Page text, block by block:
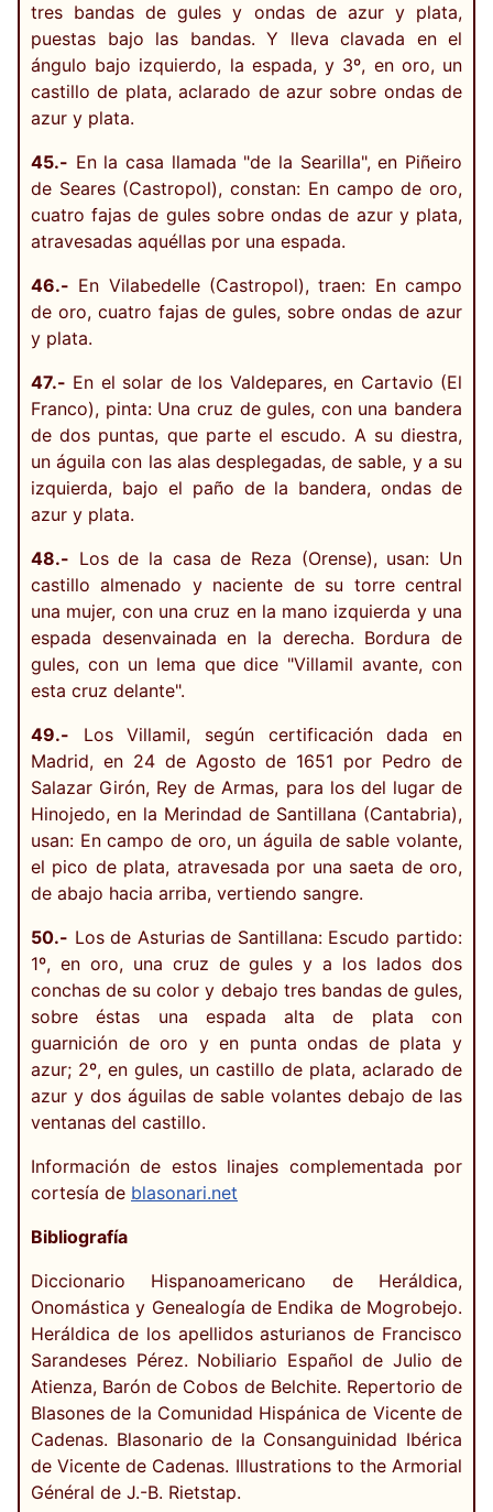
tres bandas de gules y ondas de azur y plata,
puestas bajo las bandas. Y lleva clavada en el
ángulo bajo izquierdo, la espada, y 3º, en oro, un
castillo de plata, aclarado de azur sobre ondas de
azur y plata.
45.- En la casa llamada "de la Searilla", en Piñeiro
de Seares (Castropol), constan: En campo de oro,
cuatro fajas de gules sobre ondas de azur y plata,
atravesadas aquéllas por una espada.
46.- En Vilabedelle (Castropol), traen: En campo
de oro, cuatro fajas de gules, sobre ondas de azur
y plata.
47.- En el solar de los Valdepares, en Cartavio (El
Franco), pinta: Una cruz de gules, con una bandera
de dos puntas, que parte el escudo. A su diestra,
un águila con las alas desplegadas, de sable, y a su
izquierda, bajo el paño de la bandera, ondas de
azur y plata.
48.- Los de la casa de Reza (Orense), usan: Un
castillo almenado y naciente de su torre central
una mujer, con una cruz en la mano izquierda y una
espada desenvainada en la derecha. Bordura de
gules, con un lema que dice "Villamil avante, con
esta cruz delante".
49.- Los Villamil, según certificación dada en
Madrid, en 24 de Agosto de 1651 por Pedro de
Salazar Girón, Rey de Armas, para los del lugar de
Hinojedo, en la Merindad de Santillana (Cantabria),
usan: En campo de oro, un águila de sable volante,
el pico de plata, atravesada por una saeta de oro,
de abajo hacia arriba, vertiendo sangre.
50.- Los de Asturias de Santillana: Escudo partido:
1º, en oro, una cruz de gules y a los lados dos
conchas de su color y debajo tres bandas de gules,
sobre éstas una espada alta de plata con
guarnición de oro y en punta ondas de plata y
azur; 2º, en gules, un castillo de plata, aclarado de
azur y dos águilas de sable volantes debajo de las
ventanas del castillo.
Información de estos linajes complementada por
cortesía de blasonari.net
Bibliografía
Diccionario Hispanoamericano de Heráldica,
Onomástica y Genealogía de Endika de Mogrobejo.
Heráldica de los apellidos asturianos de Francisco
Sarandeses Pérez. Nobiliario Español de Julio de
Atienza, Barón de Cobos de Belchite. Repertorio de
Blasones de la Comunidad Hispánica de Vicente de
Cadenas. Blasonario de la Consanguinidad Ibérica
de Vicente de Cadenas. Illustrations to the Armorial
Général de J.-B. Rietstap.